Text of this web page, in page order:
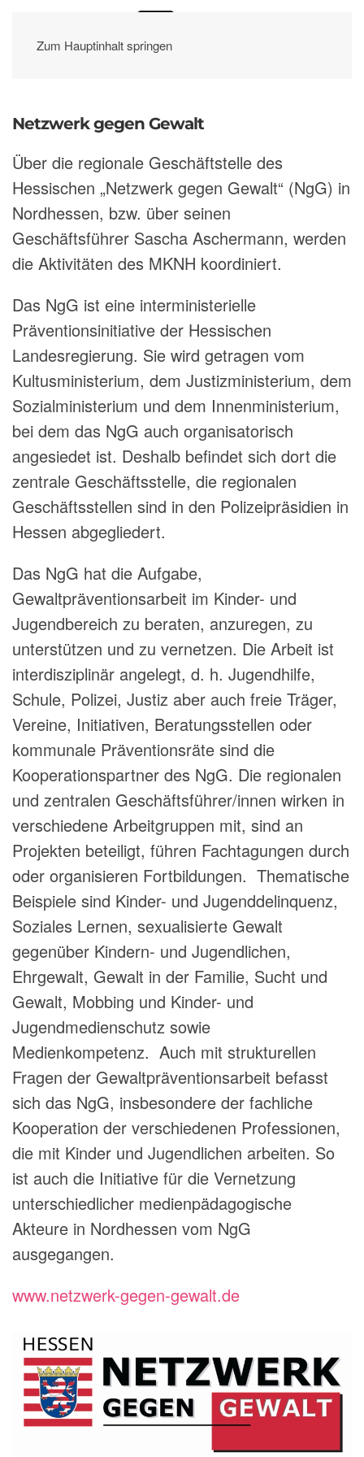
Zum Hauptinhalt springen
Netzwerk gegen Gewalt
Über die regionale Geschäftstelle des
Hessischen „Netzwerk gegen Gewalt“ (NgG) in
Nordhessen, bzw. über seinen
Geschäftsführer Sascha Aschermann, werden
die Aktivitäten des MKNH koordiniert.
Das NgG ist eine interministerielle
Präventionsinitiative der Hessischen
Landesregierung. Sie wird getragen vom
Kultusministerium, dem Justizministerium, dem
Sozialministerium und dem Innenministerium,
bei dem das NgG auch organisatorisch
angesiedet ist. Deshalb befindet sich dort die
zentrale Geschäftsstelle, die regionalen
Geschäftsstellen sind in den Polizeipräsidien in
Hessen abgegliedert.
Das NgG hat die Aufgabe,
Gewaltpräventionsarbeit im Kinder- und
Jugendbereich zu beraten, anzuregen, zu
unterstützen und zu vernetzen. Die Arbeit ist
interdisziplinär angelegt, d. h. Jugendhilfe,
Schule, Polizei, Justiz aber auch freie Träger,
Vereine, Initiativen, Beratungsstellen oder
kommunale Präventionsräte sind die
Kooperationspartner des NgG. Die regionalen
und zentralen Geschäftsführer/innen wirken in
verschiedene Arbeitgruppen mit, sind an
Projekten beteiligt, führen Fachtagungen durch
oder organisieren Fortbildungen. Thematische
Beispiele sind Kinder- und Jugenddelinquenz,
Soziales Lernen, sexualisierte Gewalt
gegenüber Kindern- und Jugendlichen,
Ehrgewalt, Gewalt in der Familie, Sucht und
Gewalt, Mobbing und Kinder- und
Jugendmedienschutz sowie
Medienkompetenz. Auch mit strukturellen
Fragen der Gewaltpräventionsarbeit befasst
sich das NgG, insbesondere der fachliche
Kooperation der verschiedenen Professionen,
die mit Kinder und Jugendlichen arbeiten. So
ist auch die Initiative für die Vernetzung
unterschiedlicher medienpädagogische
Akteure in Nordhessen vom NgG
ausgegangen.
www.netzwerk-gegen-gewalt.de